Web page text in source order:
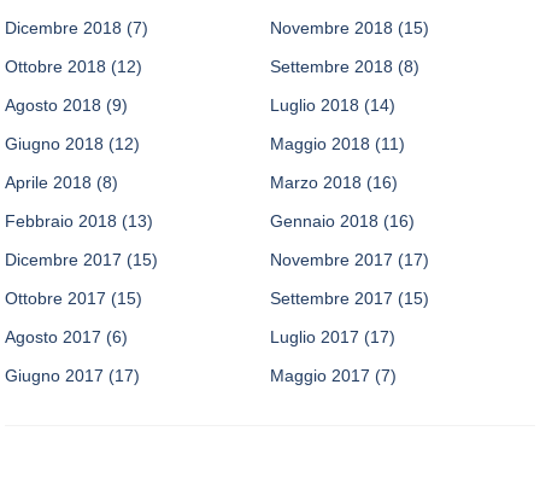
Dicembre 2018 (7) Novembre 2018 (15)
Ottobre 2018 (12) Settembre 2018 (8)
Agosto 2018 (9) Luglio 2018 (14)
Giugno 2018 (12) Maggio 2018 (11)
Aprile 2018 (8) Marzo 2018 (16)
Febbraio 2018 (13) Gennaio 2018 (16)
Dicembre 2017 (15) Novembre 2017 (17)
Ottobre 2017 (15) Settembre 2017 (15)
Agosto 2017 (6) Luglio 2017 (17)
Giugno 2017 (17) Maggio 2017 (7)